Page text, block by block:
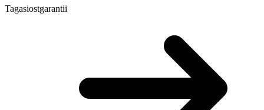
Tagasiostgarantii